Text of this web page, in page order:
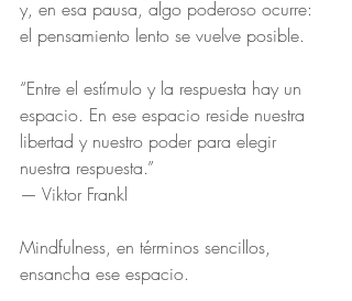
y, en esa pausa, algo poderoso ocurre:
el pensamiento lento se vuelve posible.
“Entre el estímulo y la respuesta hay un
espacio. En ese espacio reside nuestra
libertad y nuestro poder para elegir
nuestra respuesta.”
— Viktor Frankl
Mindfulness, en términos sencillos,
ensancha ese espacio.